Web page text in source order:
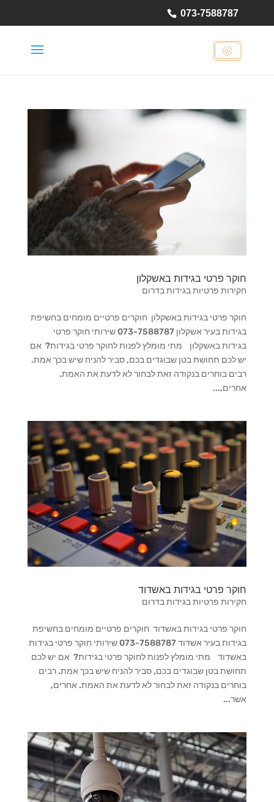
073-7588787
חוקר פרטי בגידות באשקלון
חקירות פרטיות בגידות בדרום
חוקר פרטי בגידות באשקלון חוקרים פרטיים מומחים בחשיפת
בגידות בעיר אשקלון 073-7588787 שירותי חוקר פרטי
בגידות באשקלון מתי מומלץ לפנות לחוקר פרטי בגידות? אם
יש לכם תחושת בטן שבוגדים בכם, סביר להניח שיש בכך אמת.
רבים בוחרים בנקודה זאת לבחור לא לדעת את האמת.
אחרים,...
חוקר פרטי בגידות באשדוד
חקירות פרטיות בגידות בדרום
חוקר פרטי בגידות באשדוד חוקרים פרטיים מומחים בחשיפת
בגידות בעיר אשדוד 073-7588787 שירותי חוקר פרטי בגידות
באשדוד מתי מומלץ לפנות לחוקר פרטי בגידות? אם יש לכם
תחושת בטן שבוגדים בכם, סביר להניח שיש בכך אמת. רבים
בוחרים בנקודה זאת לבחור לא לדעת את האמת. אחרים,
אשר...